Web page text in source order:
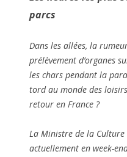
parcs
Dans les allées, la
prélèvement d’organes
les chars pendant la
tord au monde des
retour en France ?
La Ministre de la
actuellement en week-